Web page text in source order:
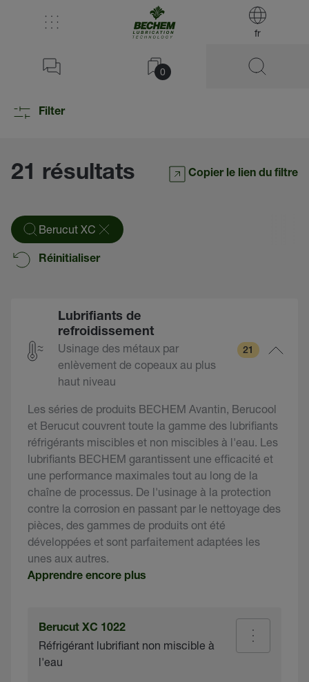
fr
0
Filter
21 résultats Copier le lien du filtre
Berucut XC
Réinitialiser
Lubrifiants de
refroidissement
Usinage des métaux par
enlèvement de copeaux au plus
haut niveau
21
Les séries de produits BECHEM Avantin, Berucool
et Berucut couvrent toute la gamme des lubrifiants
réfrigérants miscibles et non miscibles à l'eau. Les
lubrifiants BECHEM garantissent une efficacité et
une performance maximales tout au long de la
chaîne de processus. De l'usinage à la protection
contre la corrosion en passant par le nettoyage des
pièces, des gammes de produits ont été
développées et sont parfaitement adaptées les
unes aux autres.
Apprendre encore plus
Berucut XC 1022
Réfrigérant lubrifiant non miscible à
l'eau